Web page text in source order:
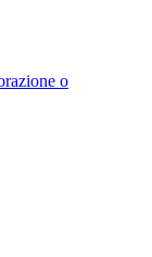
o